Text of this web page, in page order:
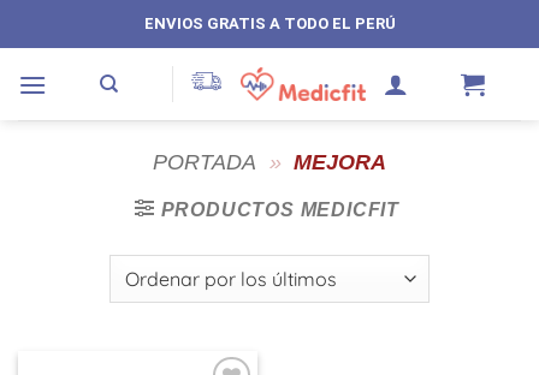
al
contenido
ENVIOS GRATIS A TODO EL PERÚ
PORTADA » MEJORA
PRODUCTOS MEDICFIT